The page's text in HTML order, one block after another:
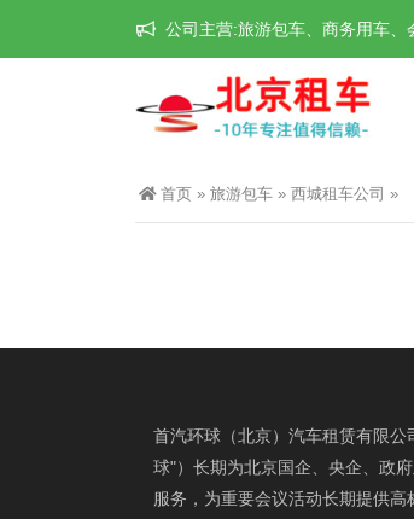
公司主营:旅游包车、商务用车
首页 » 旅游包车 » 西城租车公司 »
首汽环球（北京）汽车租赁有限公
球"）长期为北京国企、央企、政
服务，为重要会议活动长期提供高